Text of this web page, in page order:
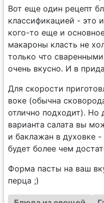
Вот еще один рецепт
классификацией - это
кого-то еще и
макароны класть не
только что
очень вкусно. И в
Для скорости
воке (обычна
отлично подходит). Но
варианта салата вы
и баклажан в духовке
будет более чем
Форма пасты на ваш
перца ;)